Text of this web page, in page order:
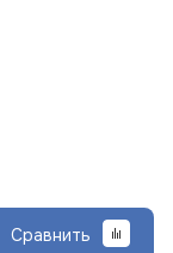
Сравнить